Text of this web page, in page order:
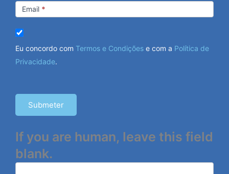
Email *
Eu concordo com Termos e Condições e com a Política de
Privacidade.
Submeter
If you are human, leave this field
blank.